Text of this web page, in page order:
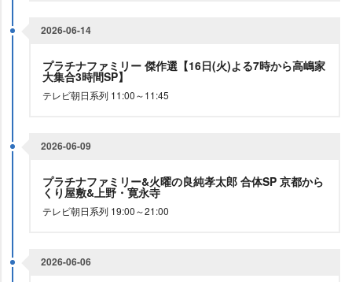
2026-06-14
プラチナファミリー 傑作選【16日(火)よる7時から高嶋家
大集合3時間SP】
テレビ朝日系列 11:00～11:45
2026-06-09
プラチナファミリー&火曜の良純孝太郎 合体SP 京都から
くり屋敷&上野・寛永寺
テレビ朝日系列 19:00～21:00
2026-06-06